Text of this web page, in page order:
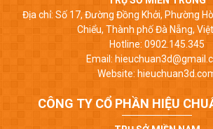
Địa chỉ: Số 17, Đường Đồng Khởi, Phường
Chiểu, Thành phố Đà Nẵng,
Hotline: 0902.145.345
Email:
Website:
CÔNG TY CỔ PHẦN HIỆU